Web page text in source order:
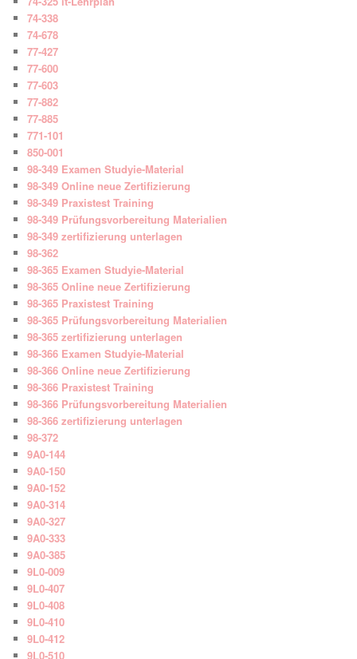
74-338
74-678
77-427
77-600
77-603
77-882
77-885
771-101
850-001
98-349 Examen Studyie-Material
98-349 Online neue Zertifizierung
98-349 Praxistest Training
98-349 Prüfungsvorbereitung Materialien
98-349 zertifizierung unterlagen
98-362
98-365 Examen Studyie-Material
98-365 Online neue Zertifizierung
98-365 Praxistest Training
98-365 Prüfungsvorbereitung Materialien
98-365 zertifizierung unterlagen
98-366 Examen Studyie-Material
98-366 Online neue Zertifizierung
98-366 Praxistest Training
98-366 Prüfungsvorbereitung Materialien
98-366 zertifizierung unterlagen
98-372
9A0-144
9A0-150
9A0-152
9A0-314
9A0-327
9A0-333
9A0-385
9L0-009
9L0-407
9L0-408
9L0-410
9L0-412
9L0-510